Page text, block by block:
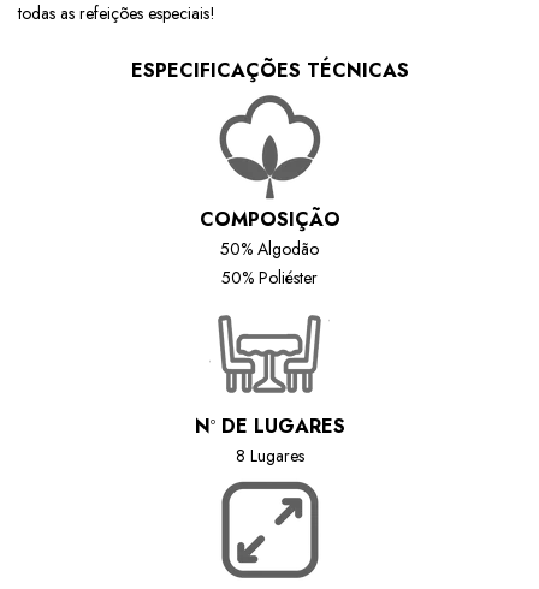
todas as refeições especiais!
ESPECIFICAÇÕES TÉCNICAS
COMPOSIÇÃO
50% Algodão
50% Poliéster
NºDE LUGARES
8 Lugares